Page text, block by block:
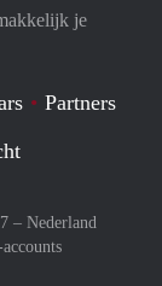
je
Partners
– Nederland